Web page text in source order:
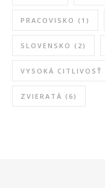
PRACOVISKO (1)
SLOVENSKO (2)
VYSOKÁ CITLIVOSŤ
ZVIERATÁ (6)